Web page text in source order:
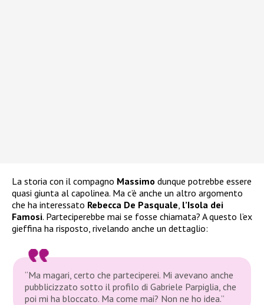
La storia con il compagno Massimo dunque potrebbe essere
quasi giunta al capolinea. Ma c’è anche un altro argomento
che ha interessato Rebecca De Pasquale l’Isola dei
Famosi. Parteciperebbe mai se fosse chiamata? A questo l’ex
gieffina ha risposto, rivelando anche un dettaglio:
“Ma magari, certo che parteciperei. Mi avevano anche
pubblicizzato sotto il profilo di Gabriele Parpiglia, che
poi mi ha bloccato. Ma come mai? Non ne ho idea.”